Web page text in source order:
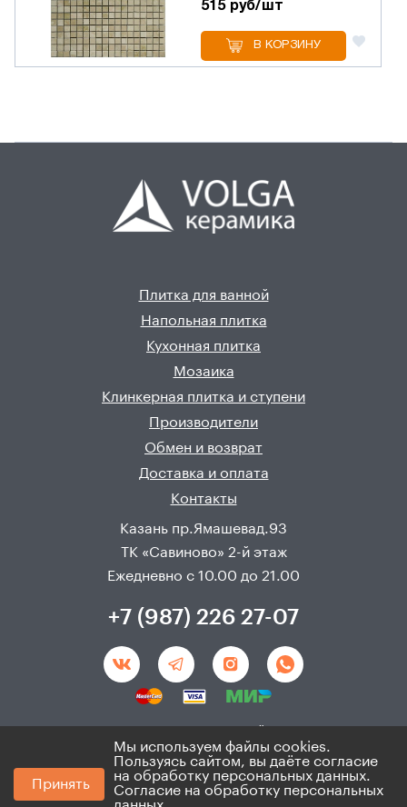
515 руб/шт
В КОРЗИНУ
Плитка для ванной
Напольная плитка
Кухонная плитка
Мозаика
Клинкерная плитка и ступени
Производители
Обмен и возврат
Доставка и оплата
Контакты
Казань пр.Ямашевад.93
ТК «Савиново» 2-й этаж
Ежедневно с 10.00 до 21.00
+7 (987) 226 27-07
© 2008 - 2026. ИП Хадыев Р.И.(ИНН 166010471459). Не
является публичной офертой.
Политика по персональным данным и согласие на
Принять
Мы используем файлы cookies.
Пользуясь сайтом, вы даёте согласие
на обработку персональных данных.
Согласие на обработку персональных